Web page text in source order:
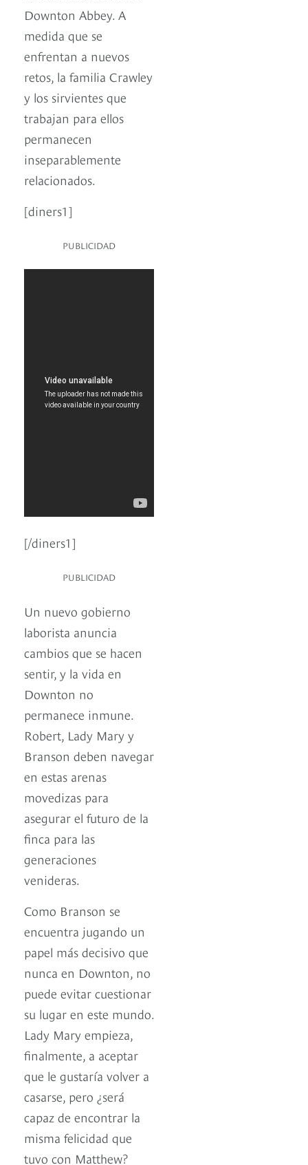
Downton Abbey. A
medida que se
enfrentan a nuevos
retos, la familia Crawley
y los sirvientes que
trabajan para ellos
permanecen
inseparablemente
relacionados.
[diners1]
PUBLICIDAD
[/diners1]
PUBLICIDAD
Un nuevo gobierno
laborista anuncia
cambios que se hacen
sentir, y la vida en
Downton no
permanece inmune.
Robert, Lady Mary y
Branson deben navegar
en estas arenas
movedizas para
asegurar el futuro de la
finca para las
generaciones
venideras.
Como Branson se
encuentra jugando un
papel más decisivo que
nunca en Downton, no
puede evitar cuestionar
su lugar en este mundo.
Lady Mary empieza,
finalmente, a aceptar
que le gustaría volver a
casarse, pero ¿será
capaz de encontrar la
misma felicidad que
tuvo con Matthew?